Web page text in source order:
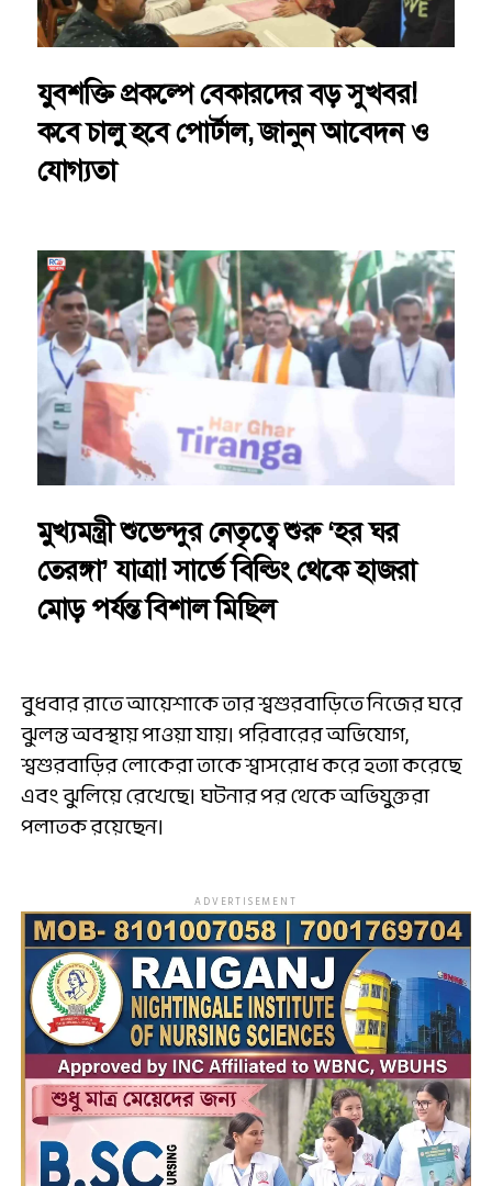
যুবশক্তি প্রকল্পে বেকারদের বড় সুখবর!
কবে চালু হবে পোর্টাল, জানুন আবেদন ও
যোগ্যতা
মুখ্যমন্ত্রী শুভেন্দুর নেতৃত্বে শুরু ‘হর ঘর
তেরঙ্গা’ যাত্রা! সার্ভে বিল্ডিং থেকে হাজরা
মোড় পর্যন্ত বিশাল মিছিল
বুধবার রাতে আয়েশাকে তার শ্বশুরবাড়িতে নিজের ঘরে
ঝুলন্ত অবস্থায় পাওয়া যায়। পরিবারের অভিযোগ,
শ্বশুরবাড়ির লোকেরা তাকে শ্বাসরোধ করে হত্যা করেছে
এবং ঝুলিয়ে রেখেছে। ঘটনার পর থেকে অভিযুক্তরা
পলাতক রয়েছেন।
ADVERTISEMENT